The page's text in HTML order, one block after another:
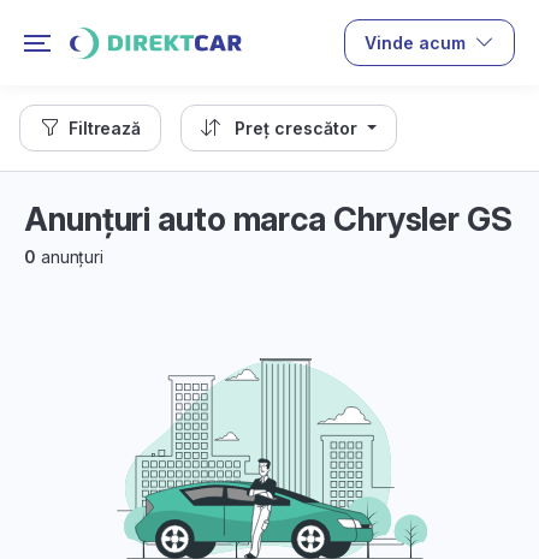
Vinde acum
Filtrează Preț crescător
Anunțuri auto marca Chrysler GS
0 anunțuri